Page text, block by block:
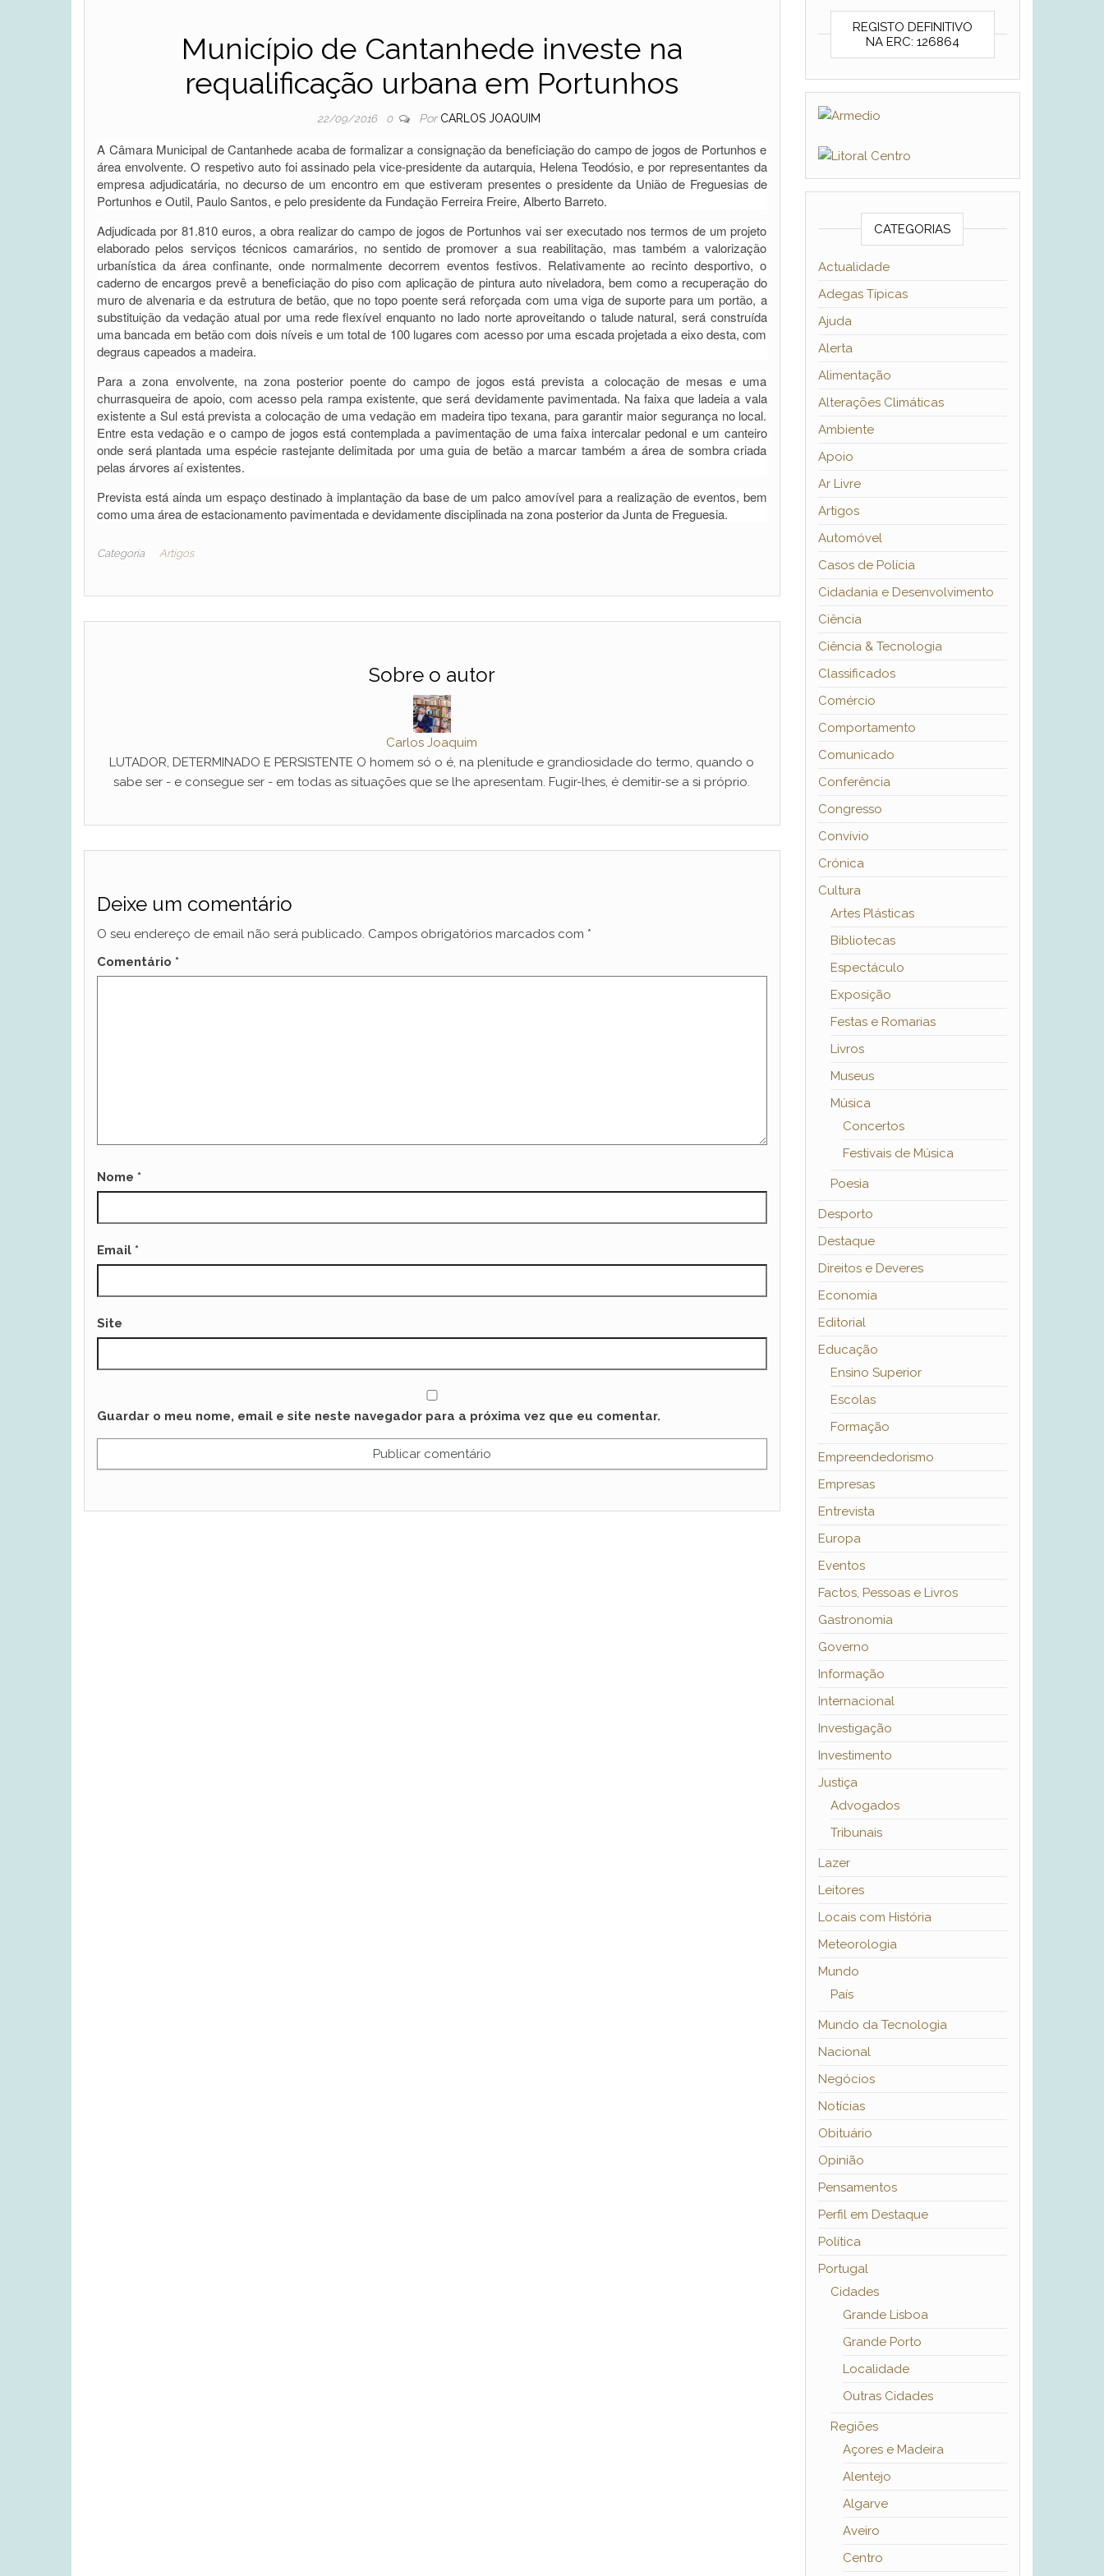
Município de Cantanhede investe na
requalificação urbana em Portunhos
22/09/2016 0 Por CARLOS JOAQUIM
A Câmara Municipal de Cantanhede acaba de formalizar a consignação da beneficiação do campo de jogos de Portunhos e
área envolvente. O respetivo auto foi assinado pela vice-presidente da autarquia, Helena Teodósio, e por representantes da
empresa adjudicatária, no decurso de um encontro em que estiveram presentes o presidente da União de Freguesias de
Portunhos e Outil, Paulo Santos, e pelo presidente da Fundação Ferreira Freire, Alberto Barreto.
Adjudicada por 81.810 euros, a obra realizar do campo de jogos de Portunhos vai ser executado nos termos de um projeto
elaborado pelos serviços técnicos camarários, no sentido de promover a sua reabilitação, mas também a valorização
urbanística da área confinante, onde normalmente decorrem eventos festivos. Relativamente ao recinto desportivo, o
caderno de encargos prevê a beneficiação do piso com aplicação de pintura auto niveladora, bem como a recuperação do
muro de alvenaria e da estrutura de betão, que no topo poente será reforçada com uma viga de suporte para um portão, a
substituição da vedação atual por uma rede flexível enquanto no lado norte aproveitando o talude natural, será construída
uma bancada em betão com dois níveis e um total de 100 lugares com acesso por uma escada projetada a eixo desta, com
degraus capeados a madeira.
Para a zona envolvente, na zona posterior poente do campo de jogos está prevista a colocação de mesas e uma
churrasqueira de apoio, com acesso pela rampa existente, que será devidamente pavimentada. Na faixa que ladeia a vala
existente a Sul está prevista a colocação de uma vedação em madeira tipo texana, para garantir maior segurança no local.
Entre esta vedação e o campo de jogos está contemplada a pavimentação de uma faixa intercalar pedonal e um canteiro
onde será plantada uma espécie rastejante delimitada por uma guia de betão a marcar também a área de sombra criada
pelas árvores aí existentes.
Prevista está ainda um espaço destinado à implantação da base de um palco amovível para a realização de eventos, bem
como uma área de estacionamento pavimentada e devidamente disciplinada na zona posterior da Junta de Freguesia.
Categoria Artigos
Sobre o autor
Carlos Joaquim
LUTADOR, DETERMINADO E PERSISTENTE O homem só o é, na plenitude e grandiosidade do termo, quando o
sabe ser - e consegue ser - em todas as situações que se lhe apresentam. Fugir-lhes, é demitir-se a si próprio.
Deixe um comentário
O seu endereço de email não será publicado. Campos obrigatórios marcados com *
Comentário *
Nome *
Email *
Site
Guardar o meu nome, email e site neste navegador para a próxima vez que eu comentar.
REGISTO DEFINITIVO
NA ERC: 126864
CATEGORIAS
Actualidade
Adegas Típicas
Ajuda
Alerta
Alimentação
Alterações Climáticas
Ambiente
Apoio
Ar Livre
Artigos
Automóvel
Casos de Polícia
Cidadania e Desenvolvimento
Ciência
Ciência & Tecnologia
Classificados
Comércio
Comportamento
Comunicado
Conferência
Congresso
Convívio
Crónica
Cultura
Artes Plásticas
Bibliotecas
Espectáculo
Exposição
Festas e Romarias
Livros
Museus
Música
Concertos
Festivais de Música
Poesia
Desporto
Destaque
Direitos e Deveres
Economia
Editorial
Educação
Ensino Superior
Escolas
Formação
Empreendedorismo
Empresas
Entrevista
Europa
Eventos
Factos, Pessoas e Livros
Gastronomia
Governo
Informação
Internacional
Investigação
Investimento
Justiça
Advogados
Tribunais
Lazer
Leitores
Locais com História
Meteorologia
Mundo
País
Mundo da Tecnologia
Nacional
Negócios
Notícias
Obituário
Opinião
Pensamentos
Perfil em Destaque
Política
Portugal
Cidades
Grande Lisboa
Grande Porto
Localidade
Outras Cidades
Regiões
Açores e Madeira
Alentejo
Algarve
Aveiro
Centro